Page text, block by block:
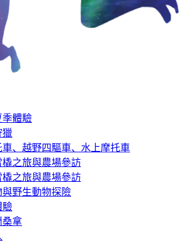
季體驗
獵
車、越野四驅車、水上摩托車
橇之旅與農場參訪
橇之旅與農場參訪
與野生動物探險
驗
桑拿